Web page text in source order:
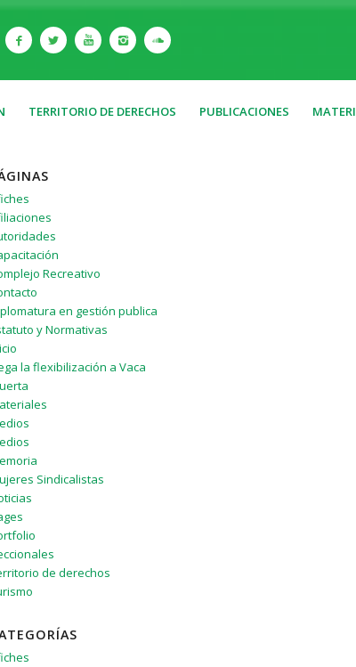
TERRITORIO DE DERECHOS PUBLICACIONES
Recreativo
en gestión publica
y Normativas
la flexibilización a Vaca
Sindicalistas
de derechos